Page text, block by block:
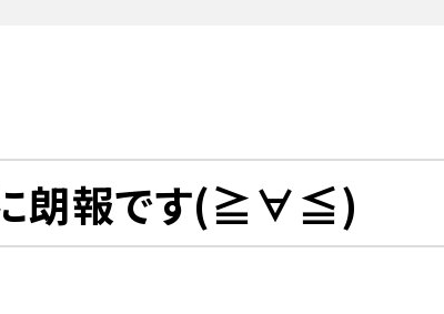
朗報です(≧∀≦)